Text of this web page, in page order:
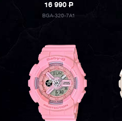
16 990P
BGA-320-7A1